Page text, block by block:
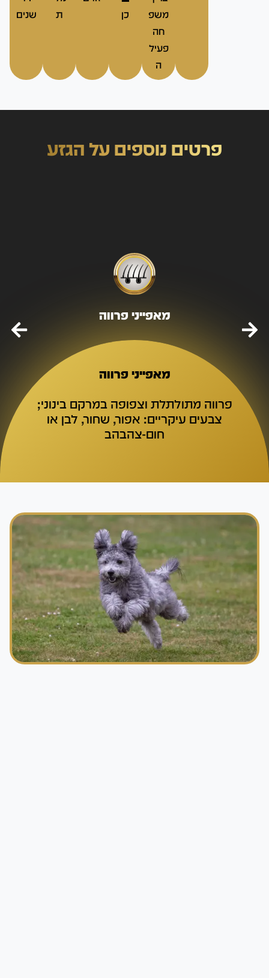
משפ
חה
פעיל
ה
כן
ת
שנים
פרטים נוספים על הגזע
מאפייני פרווה
מאפייני פרווה
פרווה מתולתלת וצפופה במרקם בינוני;
צבעים עיקריים: אפור, שחור, לבן או
חום-צהבהב